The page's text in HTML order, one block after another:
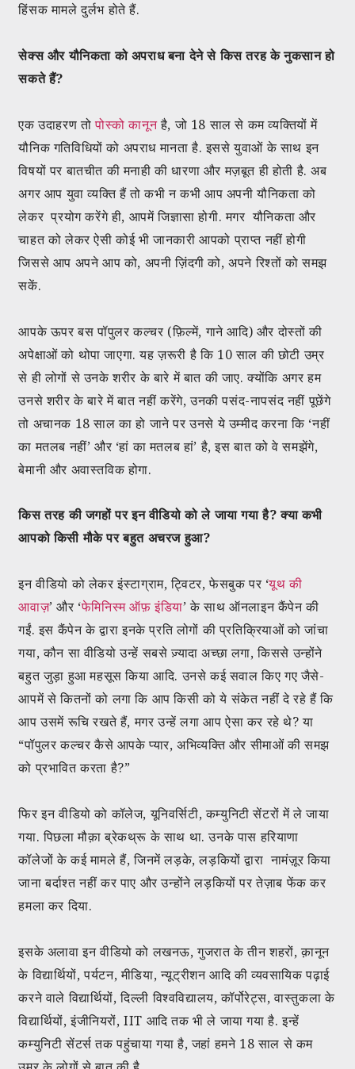
हिंसक मामले दुर्लभ होते हैं.
सेक्स और यौनिकता को अपराध बना देने से किस तरह के नुकसान हो
सकते हैं?
एक उदाहरण तोपोस्को कानूनहै, जो 18 साल से कम व्यक्तियों में
यौनिक गतिविधियों को अपराध मानता है. इससे युवाओं के साथ इन
विषयों पर बातचीत की मनाही की धारणा और मज़बूत ही होती है. अब
अगर आप युवा व्यक्ति हैं तो कभी न कभी आप अपनी यौनिकता को
लेकर प्रयोग करेंगे ही, आपमें जिज्ञासा होगी. मगर यौनिकता और
चाहत को लेकर ऐसी कोई भी जानकारी आपको प्राप्त नहीं होगी
जिससे आप अपने आप को, अपनी ज़िंदगी को, अपने रिश्तों को समझ
सकें.
आपके ऊपर बस पॉपुलर कल्चर (फ़िल्में, गाने आदि) और दोस्तों की
अपेक्षाओं को थोपा जाएगा. यह ज़रूरी है कि 10 साल की छोटी उम्र
से ही लोगों से उनके शरीर के बारे में बात की जाए. क्योंकि अगर हम
उनसे शरीर के बारे में बात नहीं करेंगे, उनकी पसंद-नापसंद नहीं पूछेंगे
तो अचानक 18 साल का हो जाने पर उनसे ये उम्मीद करना कि ‘नहीं
का मतलब नहीं’ और ‘हां का मतलब हां’ है, इस बात को वे समझेंगे,
बेमानी और अवास्तविक होगा.
किस तरह की जगहों पर इन वीडियो को ले जाया गया है? क्या कभी
आपको किसी मौके पर बहुत अचरज हुआ?
इन वीडियो को लेकर इंस्टाग्राम, ट्विटर, फेसबुक पर ‘यूथ की
आवाज़’ और ‘फेमिनिस्म ऑफ़ इंडिया’ के साथ ऑनलाइन कैंपेन की
गईं. इस कैंपेन के द्वारा इनके प्रति लोगों की प्रतिक्रियाओं को जांचा
गया, कौन सा वीडियो उन्हें सबसे ज़्यादा अच्छा लगा, किससे उन्होंने
बहुत जुड़ा हुआ महसूस किया आदि. उनसे कई सवाल किए गए जैसे-
आपमें से कितनों को लगा कि आप किसी को ये संकेत नहीं दे रहे हैं कि
आप उसमें रूचि रखते हैं, मगर उन्हें लगा आप ऐसा कर रहे थे? या
“पॉपुलर कल्चर कैसे आपके प्यार, अभिव्यक्ति और सीमाओं की समझ
को प्रभावित करता है?”
फिर इन वीडियो को कॉलेज, यूनिवर्सिटी, कम्युनिटी सेंटरों में ले जाया
गया. पिछला मौक़ा ब्रेकथ्रू के साथ था. उनके पास हरियाणा
कॉलेजों के कई मामले हैं, जिनमें लड़के, लड़कियों द्वारा नामंज़ूर किया
जाना बर्दाश्त नहीं कर पाए और उन्होंने लड़कियों पर तेज़ाब फेंक कर
हमला कर दिया.
इसके अलावा इन वीडियो को लखनऊ, गुजरात के तीन शहरों, क़ानून
के विद्यार्थियों, पर्यटन, मीडिया, न्यूट्रीशन आदि की व्यवसायिक पढ़ाई
करने वाले विद्यार्थियों, दिल्ली विश्वविद्यालय, कॉर्पोरेट्स, वास्तुकला के
विद्यार्थियों, इंजीनियरों, IIT आदि तक भी ले जाया गया है. इन्हें
कम्युनिटी सेंटर्स तक पहुंचाया गया है, जहां हमने 18 साल से कम